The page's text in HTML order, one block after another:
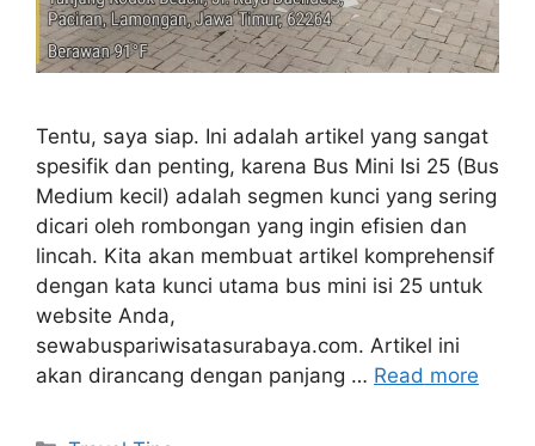
Tentu, saya siap. Ini adalah artikel yang sangat
spesifik dan penting, karena Bus Mini Isi 25 (Bus
Medium kecil) adalah segmen kunci yang sering
dicari oleh rombongan yang ingin efisien dan
lincah. Kita akan membuat artikel komprehensif
dengan kata kunci utama bus mini isi 25 untuk
website Anda,
sewabuspariwisatasurabaya.com. Artikel ini
akan dirancang dengan panjang … Read more